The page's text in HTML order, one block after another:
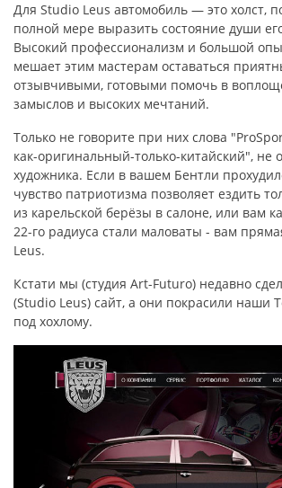
Для Studio Leus автомобиль — это холст,
полной мере выразить состояние души
Высокий профессионализм и большой
мешает этим мастерам оставаться
отзывчивыми, готовыми помочь в
замыслов и высоких мечтаний.
Только не говорите при них слова
как-оригинальный-только-китайский", не
художника. Если в вашем Бентли
чувство патриотизма позволяет ездить
из карельской берёзы в салоне, или вам
22-го радиуса стали маловаты - вам
Leus.
Кстати мы (студия Art-Futuro) недавно
(Studio Leus) сайт, а они покрасили наши
под хохлому.